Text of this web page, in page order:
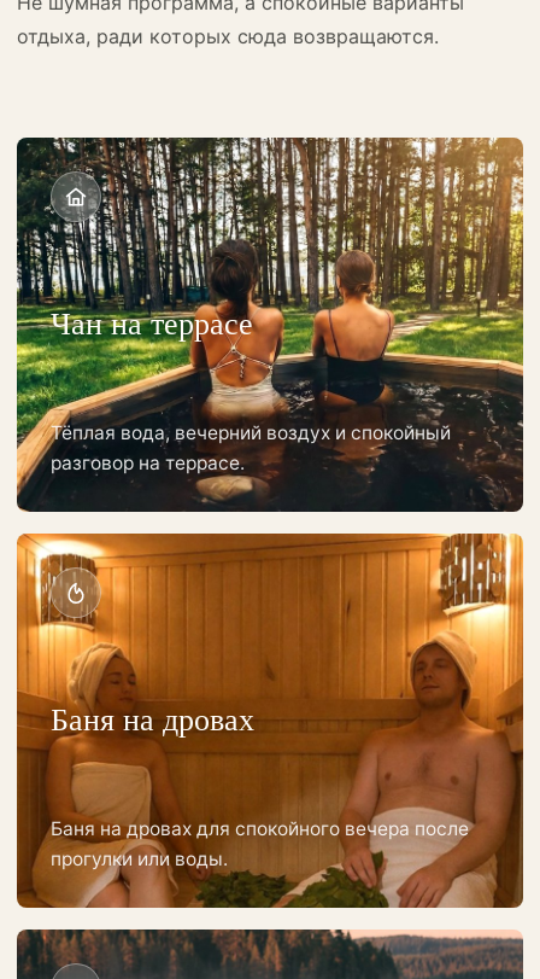
отдыха, ради которых сюда возвращаются.
Чан на террасе
Тёплая вода, вечерний воздух и спокойный
разговор на террасе.
Баня на дровах
Баня на дровах для спокойного вечера после
прогулки или воды.